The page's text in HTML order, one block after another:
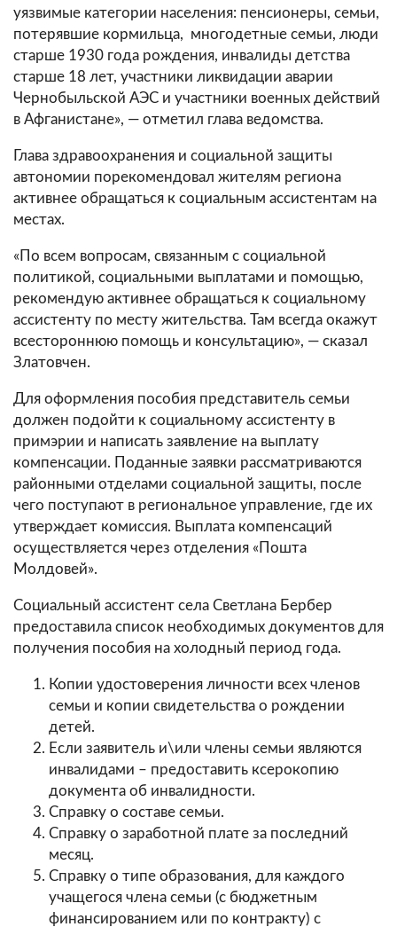
уязвимые категории населения: пенсионеры, семьи,
потерявшие кормильца, многодетные семьи, люди
старше 1930 года рождения, инвалиды детства
старше 18 лет, участники ликвидации аварии
Чернобыльской АЭС и участники военных действий
в Афганистане», — отметил глава ведомства.
Глава здравоохранения и социальной защиты
автономии порекомендовал жителям региона
активнее обращаться к социальным ассистентам на
местах.
«По всем вопросам, связанным с социальной
политикой, социальными выплатами и помощью,
рекомендую активнее обращаться к социальному
ассистенту по месту жительства. Там всегда окажут
всестороннюю помощь и консультацию», — сказал
Златовчен.
Для оформления пособия представитель семьи
должен подойти к социальному ассистенту в
примэрии и написать заявление на выплату
компенсации. Поданные заявки рассматриваются
районными отделами социальной защиты, после
чего поступают в региональное управление, где их
утверждает комиссия. Выплата компенсаций
осуществляется через отделения «Пошта
Молдовей».
Социальный ассистент села Светлана Бербер
предоставила список необходимых документов для
получения пособия на холодный период года.
Копии удостоверения личности всех членов
семьи и копии свидетельства о рождении
детей.
Если заявитель и\или члены семьи являются
инвалидами – предоставить ксерокопию
документа об инвалидности.
Справку о составе семьи.
Справку о заработной плате за последний
месяц.
Справку о типе образования, для каждого
учащегося члена семьи (с бюджетным
финансированием или по контракту) с